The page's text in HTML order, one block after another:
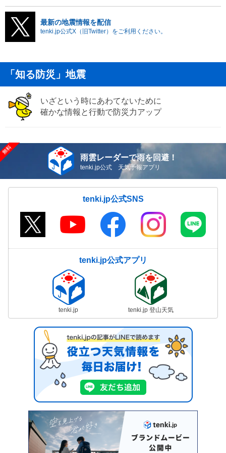
最新の地震情報を配信
tenki.jp公式X（旧Twitter）をご利用ください。
「知る防災」地震
いざという時にあわてないために
確かな情報と行動で防災力アップ
雨雲レーダーで雨を回避！
tenki.jp公式 天気予報アプリ
tenki.jp公式SNS
tenki.jp公式アプリ
tenki.jp tenki.jp 登山天気